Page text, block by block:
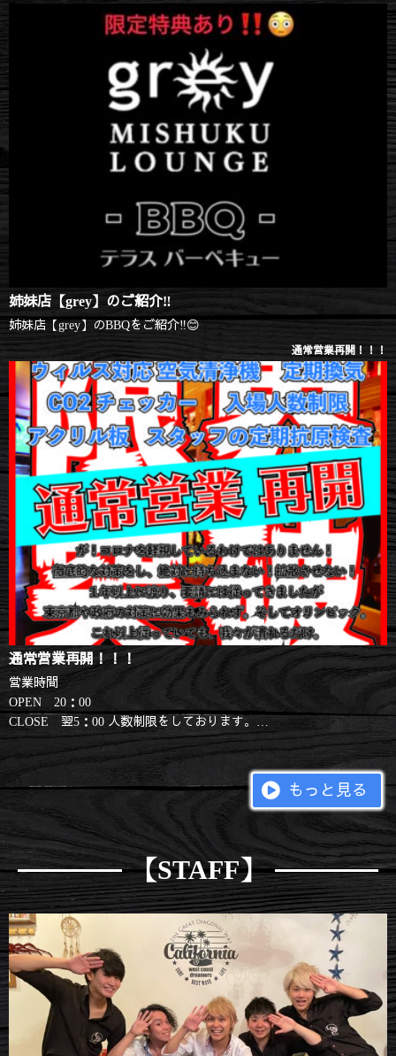
姉妹店【grey】のご紹介‼
姉妹店【grey】のBBQをご紹介‼😊
通常営業再開！！！
通常営業再開！！！
営業時間
OPEN 20：00
CLOSE 翌5：00 人数制限をしております。
ご来店の際はお電話にて
ご確認をお願いいたします。
東京都や国の要請には従えない形での営業ではありますが
決して...
もっと見る
【STAFF】